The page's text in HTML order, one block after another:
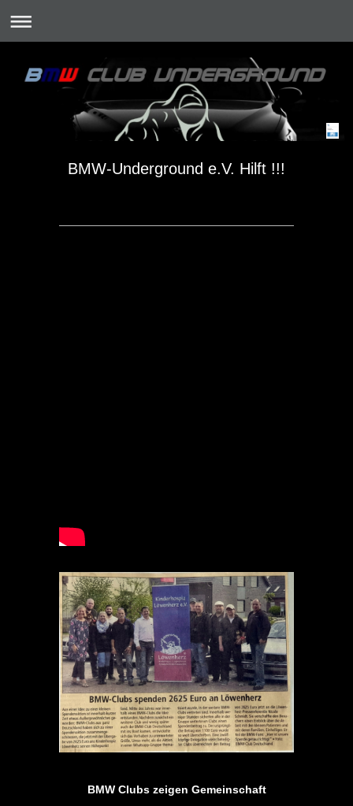
BMW-Underground e.V. Hilft !!!
BMW Clubs zeigen Gemeinschaft